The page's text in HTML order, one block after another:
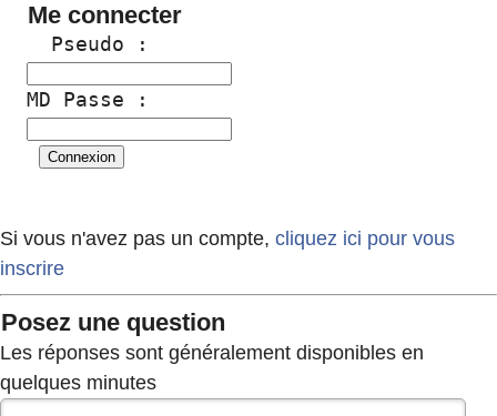
Me connecter
  Pseudo :
MD Passe :
Si vous n'avez pas un compte, cliquez ici pour vous
inscrire
Posez une question
Les réponses sont généralement disponibles en
quelques minutes